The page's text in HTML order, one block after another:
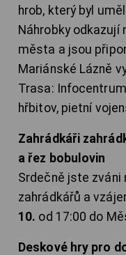
hrob, který byl
Náhrobky odkazují
města a jsou
Mariánské Lázně
Trasa:
hřbitov, pietní
Zahrádkáři
a řez bobulovin
Srdečně jste zváni
zahrádkářů a
10. od 17:00 do
Deskové hry pro